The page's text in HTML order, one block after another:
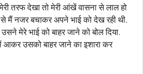
तरफ देखा तो मेरी आंखें वासना से लाल हो
मैं नजर बचाकर अपने भाई को देख रही थी.
मेरे भाई को बाहर जाने को बोल दिया.
आकर उसको बाहर जाने का इशारा कर